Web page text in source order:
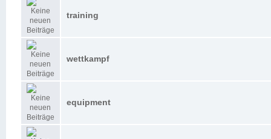
training
wettkampf
equipment